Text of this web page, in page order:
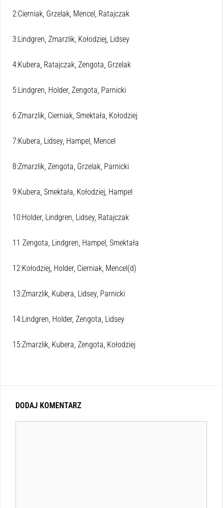
2:Cierniak, Grzelak, Mencel, Ratajczak
3:Lindgren, Zmarzlik, Kołodziej, Lidsey
4:Kubera, Ratajczak, Zengota, Grzelak
5:Lindgren, Holder, Zengota, Parnicki
6:Zmarzlik, Cierniak, Smektała, Kołodziej
7:Kubera, Lidsey, Hampel, Mencel
8:Zmarzlik, Zengota, Grzelak, Parnicki
9:Kubera, Smektała, Kołodziej, Hampel
10:Holder, Lindgren, Lidsey, Ratajczak
11 Zengota, Lindgren, Hampel, Smektała
12:Kołodziej, Holder, Cierniak, Mencel(d)
13:Zmarzlik, Kubera, Lidsey, Parnicki
14:Lindgren, Holder, Zengota, Lidsey
15:Zmarzlik, Kubera, Zengota, Kołodziej
DODAJ KOMENTARZ